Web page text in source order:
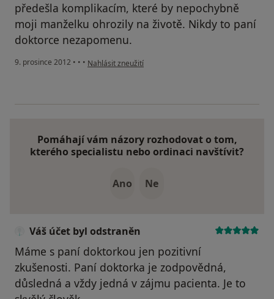
předešla komplikacím, které by nepochybně
moji manželku ohrozily na životě. Nikdy to paní
doktorce nezapomenu.
9. prosince 2012 • • • podle názoru uživatele Váš účet byl odstraněn
Nahlásit zneužití
Pomáhají vám názory rozhodovat o tom,
kterého specialistu nebo ordinaci navštívit?
Ano Ne
Váš účet byl odstraněn
Máme s paní doktorkou jen pozitivní
zkušenosti. Paní doktorka je zodpovědná,
důsledná a vždy jedná v zájmu pacienta. Je to